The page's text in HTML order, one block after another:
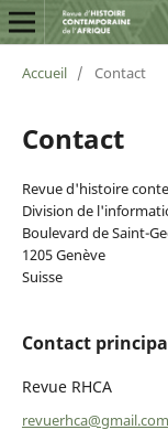
Accueil / Contact
Contact
Revue d'histoire
Division de
Boulevard de Saint-
1205 Genève
Suisse
Contact
Revue RHCA
revuerhca@gmail.com